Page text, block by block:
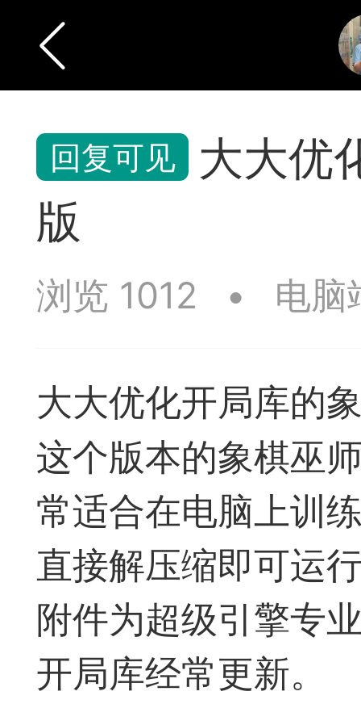
棋圣教练
残局比拼 每
大大优
版
浏览 1012 • 电脑
大大优化开局库的
这个版本的象棋巫
常适合在电脑上训
直接解压缩即可运
附件为超级引擎专
开局库经常更新。